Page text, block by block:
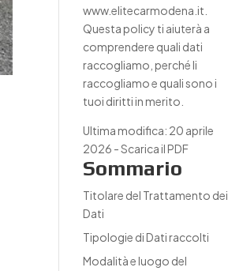
www.elitecarmodena.it.
Questa policy ti aiuterà a
comprendere quali dati
raccogliamo, perché li
raccogliamo e quali sono i
tuoi diritti in merito.
Ultima modifica: 20 aprile
2026 -Scarica il PDF
Sommario
Titolare del Trattamento dei
Dati
Tipologie di Dati raccolti
Modalità e luogo del